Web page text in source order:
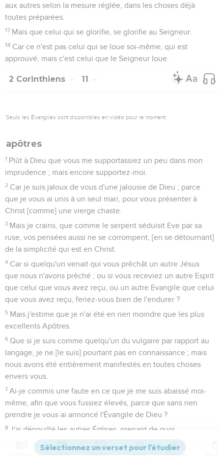
aux autres selon la mesure réglée, dans les choses déjà
toutes préparées.
17 Mais que celui qui se glorifie, se glorifie au Seigneur.
18 Car ce n'est pas celui qui se loue soi-même, qui est
approuvé, mais c'est celui que le Seigneur loue.
2 Corinthiens 11
Seuls les Évangiles sont disponibles en vidéo pour le moment.
apôtres
1 Plût à Dieu que vous me supportassiez un peu dans mon
imprudence ; mais encore supportez-moi.
2 Car je suis jaloux de vous d'une jalousie de Dieu ; parce
que je vous ai unis à un seul mari, pour vous présenter à
Christ [comme] une vierge chaste.
3 Mais je crains, que comme le serpent séduisit Eve par sa
ruse, vos pensées aussi ne se corrompent, [en se détournant]
de la simplicité qui est en Christ.
4 Car si quelqu'un venait qui vous prêchât un autre Jésus
que nous n'avons prêché ; ou si vous receviez un autre Esprit
que celui que vous avez reçu, ou un autre Evangile que celui
que vous avez reçu, feriez-vous bien de l'endurer ?
5 Mais j'estime que je n'ai été en rien moindre que les plus
excellents Apôtres.
6 Que si je suis comme quelqu'un du vulgaire par rapport au
langage, je ne [le suis] pourtant pas en connaissance ; mais
nous avons été entièrement manifestés en toutes choses
envers vous.
7 Ai-je commis une faute en ce que je me suis abaissé moi-
même, afin que vous fussiez élevés, parce que sans rien
prendre je vous ai annoncé l'Évangile de Dieu ?
8
J'ai dépouillé les autres Églises, prenant de quoi
m'entretenir pour vous servir.
Et lorsque j'étais avec vous, et que j'ai été en nécessité, je
Versions Commentaires Strong